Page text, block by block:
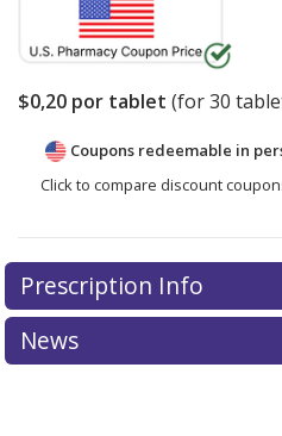
$0,20 por tablet (for30
Coupons redeemable in
Click to compare discount
Prescription Info
News